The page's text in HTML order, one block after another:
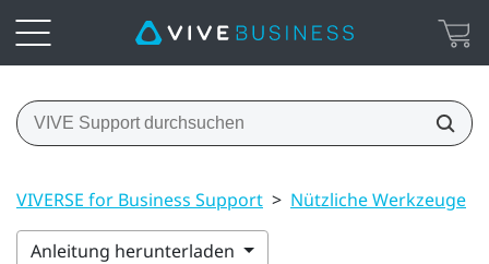
VIVERSE for Business Support > Nützliche Werkzeuge
Anleitung herunterladen